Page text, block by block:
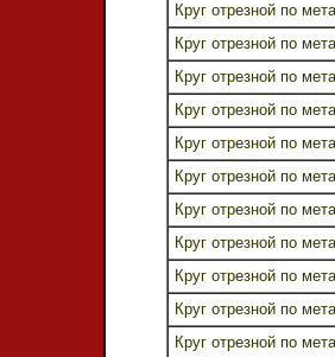
Круг отрезной по
Круг отрезной по
Круг отрезной по
Круг отрезной по
Круг отрезной по
Круг отрезной по
Круг отрезной по
Круг отрезной по
Круг отрезной по
Круг отрезной по
Круг отрезной по